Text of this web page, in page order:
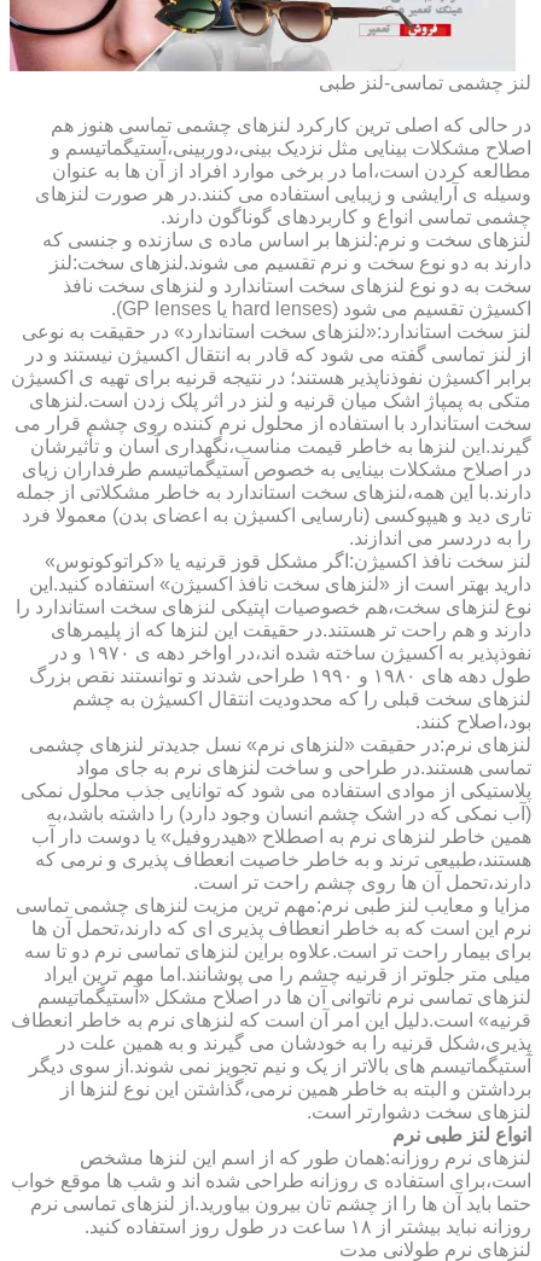
لنز چشمی تماسی-لنز طبی
در حالی که اصلی ترین کارکرد لنزهای چشمی تماسی هنوز هم
اصلاح مشکلات بینایی مثل نزدیک بینی،دوربینی،آستیگماتیسم و
مطالعه کردن است،اما در برخی موارد افراد از آن ها به عنوان
وسیله ی آرایشی و زیبایی استفاده می کنند.در هر صورت لنزهای
چشمی تماسی انواع و کاربردهای گوناگون دارند.
لنزهای سخت و نرم:لنزها بر اساس ماده ی سازنده و جنسی که
دارند به دو نوع سخت و نرم تقسیم می شوند.لنزهای سخت:لنز
سخت به دو نوع لنزهای سخت استاندارد و لنزهای سخت نافذ
اکسیژن تقسیم می شود (hard lenses یا GP lenses).
لنز سخت استاندارد:«لنزهای سخت استاندارد» در حقیقت به نوعی
از لنز تماسی گفته می شود که قادر به انتقال اکسیژن نیستند و در
برابر اکسیژن نفوذناپذیر هستند؛ در نتیجه قرنیه برای تهیه ی اکسیژن
متکی به پمپاژ اشک میان قرنیه و لنز در اثر پلک زدن است.لنزهای
سخت استاندارد با استفاده از محلول نرم کننده روی چشم قرار می
گیرند.این لنزها به خاطر قیمت مناسب،نگهداری آسان و تأثیرشان
در اصلاح مشکلات بینایی به خصوص آستیگماتیسم طرفداران زیای
دارند.با این همه،لنزهای سخت استاندارد به خاطر مشکلاتی از جمله
تاری دید و هیپوکسی (نارسایی اکسیژن به اعضای بدن) معمولا فرد
را به دردسر می اندازند.
لنز سخت نافذ اکسیژن:اگر مشکل قوز قرنیه یا «کراتوکونوس»
دارید بهتر است از «لنزهای سخت نافذ اکسیژن» استفاده کنید.این
نوع لنزهای سخت،هم خصوصیات اپتیکی لنزهای سخت استاندارد را
دارند و هم راحت تر هستند.در حقیقت این لنزها که از پلیمرهای
نفوذپذیر به اکسیژن ساخته شده اند،در اواخر دهه ی ۱۹۷۰ و در
طول دهه های ۱۹۸۰ و ۱۹۹۰ طراحی شدند و توانستند نقص بزرگ
لنزهای سخت قبلی را که محدودیت انتقال اکسیژن به چشم
بود،اصلاح کنند.
لنزهای نرم:در حقیقت «لنزهای نرم» نسل جدیدتر لنزهای چشمی
تماسی هستند.در طراحی و ساخت لنزهای نرم به جای مواد
پلاستیکی از موادی استفاده می شود که توانایی جذب محلول نمکی
(آب نمکی که در اشک چشم انسان وجود دارد) را داشته باشد،به
همین خاطر لنزهای نرم به اصطلاح «هیدروفیل» یا دوست دار آب
هستند،طبیعی ترند و به خاطر خاصیت انعطاف پذیری و نرمی که
دارند،تحمل آن ها روی چشم راحت تر است.
مزایا و معایب لنز طبی نرم:مهم ترین مزیت لنزهای چشمی تماسی
نرم این است که به خاطر انعطاف پذیری ای که دارند،تحمل آن ها
برای بیمار راحت تر است.علاوه براین لنزهای تماسی نرم دو تا سه
میلی متر جلوتر از قرنیه چشم را می پوشانند.اما مهم ترین ایراد
لنزهای تماسی نرم ناتوانی آن ها در اصلاح مشکل «آستیگماتیسم
قرنیه» است.دلیل این امر آن است که لنزهای نرم به خاطر انعطاف
پذیری،شکل قرنیه را به خودشان می گیرند و به همین علت در
آستیگماتیسم های بالاتر از یک و نیم تجویز نمی شوند.از سوی دیگر
برداشتن و البته به خاطر همین نرمی،گذاشتن این نوع لنزها از
لنزهای سخت دشوارتر است.
انواع لنز طبی نرم
لنزهای نرم روزانه:همان طور که از اسم این لنزها مشخص
است،برای استفاده ی روزانه طراحی شده اند و شب ها موقع خواب
حتما باید آن ها را از چشم تان بیرون بیاورید.از لنزهای تماسی نرم
روزانه نباید بیشتر از ۱۸ ساعت در طول روز استفاده کنید.
لنزهای نرم طولانی مدت